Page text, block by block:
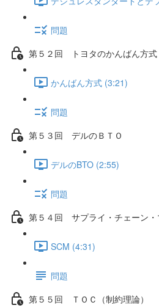
問題
第５２回 トヨタのかんばん方式
かんばん方式 (3:21)
問題
第５３回 デルのＢＴＯ
デルのBTO (2:55)
問題
第５４回 サプライ・チェーン・
SCM (4:31)
問題
第５５回 ＴＯＣ（制約理論）